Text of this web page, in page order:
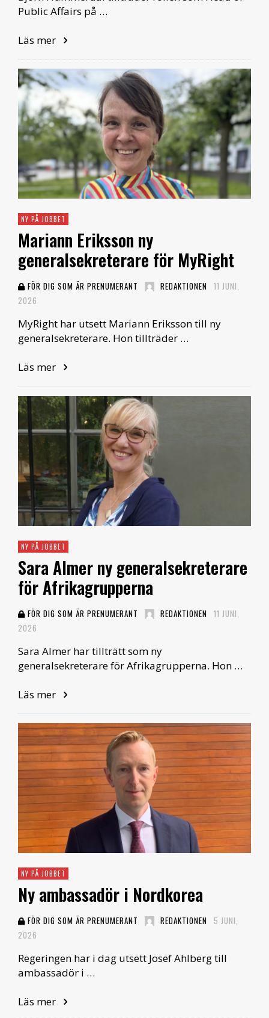
Public Affairs på …
Läs mer
NY PÅ JOBBET
Mariann Eriksson ny
generalsekreterare för MyRight
FÖR DIG SOM ÄR PRENUMERANT REDAKTIONEN 11 JUNI,
2026
MyRight har utsett Mariann Eriksson till ny
generalsekreterare. Hon tillträder …
Läs mer
NY PÅ JOBBET
Sara Almer ny generalsekreterare
för Afrikagrupperna
FÖR DIG SOM ÄR PRENUMERANT REDAKTIONEN 11 JUNI,
2026
Sara Almer har tillträtt som ny
generalsekreterare för Afrikagrupperna. Hon …
Läs mer
NY PÅ JOBBET
Ny ambassadör i Nordkorea
FÖR DIG SOM ÄR PRENUMERANT REDAKTIONEN
5 JUNI,
2026
Regeringen har i dag utsett Josef Ahlberg till
ambassadör i …
Läs mer